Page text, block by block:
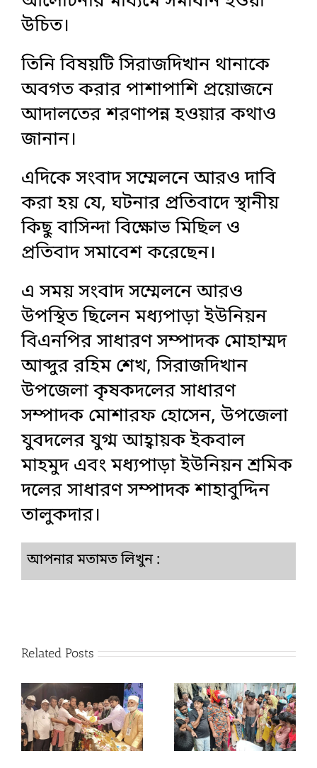
উচিত।
‎তিনি বিষয়টি সিরাজদিখান থানাকে
অবগত করার পাশাপাশি প্রয়োজনে
আদালতের শরণাপন্ন হওয়ার কথাও
জানান।
‎এদিকে সংবাদ সম্মেলনে আরও দাবি
করা হয় যে, ঘটনার প্রতিবাদে স্থানীয়
কিছু বাসিন্দা বিক্ষোভ মিছিল ও
প্রতিবাদ সমাবেশ করেছেন।
এ সময় ‎সংবাদ সম্মেলনে আরও
উপস্থিত ছিলেন মধ্যপাড়া ইউনিয়ন
বিএনপির সাধারণ সম্পাদক মোহাম্মদ
আব্দুর রহিম শেখ, সিরাজদিখান
উপজেলা কৃষকদলের সাধারণ
সম্পাদক মোশারফ হোসেন, উপজেলা
যুবদলের যুগ্ম আহ্বায়ক ইকবাল
মাহমুদ এবং মধ্যপাড়া ইউনিয়ন শ্রমিক
দলের সাধারণ সম্পাদক শাহাবুদ্দিন
তালুকদার।
আপনার মতামত লিখুন :
Related Posts